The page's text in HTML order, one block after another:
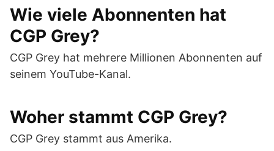
Wie viele Abonnenten hat
CGP Grey?
CGP Grey hat mehrere Millionen Abonnenten auf
seinem YouTube-Kanal.
Woher stammt CGP Grey?
CGP Grey stammt aus Amerika.